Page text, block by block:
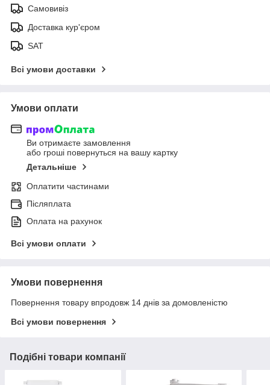
Самовивіз
Доставка кур'єром
SAT
Всі умови доставки
Умови оплати
Ви отримаєте замовлення
або гроші повернуться на вашу картку
Детальніше
Оплатити частинами
Післяплата
Оплата на рахунок
Всі умови оплати
Умови повернення
Повернення товару впродовж 14 днів за домовленістю
Всі умови повернення
Подібні товари компанії